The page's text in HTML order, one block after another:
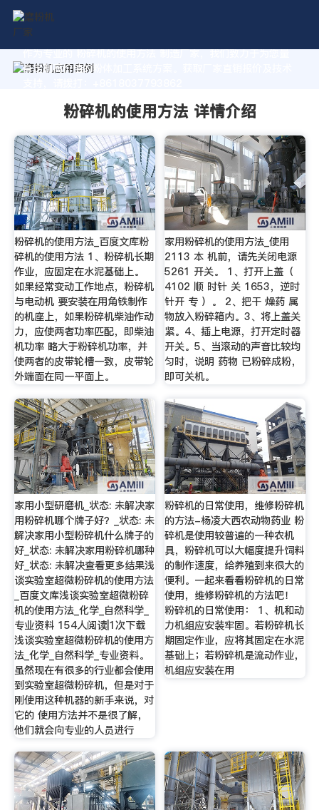
作为专业的 粉碎机的使用方法 制造厂家，我们致力于为您量
身定制高价值的粉体加工系统方案。获取厂家直销报价及技术
粉碎机的使用方法 详情介绍
粉碎机的使用方法_百度文库粉
碎机的使用方法 1、粉碎机长期
作业，应固定在水泥基础上。
如果经常变动工作地点，粉碎机
与电动机 要安装在用角铁制作
的机座上，如果粉碎机柴油作动
力，应使两者功率匹配，即柴油
机功率 略大于粉碎机功率，并
使两者的皮带轮槽一致，皮带轮
外端面在同一平面上。
家用粉碎机的使用方法_使用
2113 本 机前，请先关闭电源
5261 开关。 1、打开上盖（
4102 顺 时针 关 1653，逆时
针开 专 ）。 2、把干 燥药 属
物放入粉碎箱内。3、将上盖关
紧。4、插上电源，打开定时器
开关。5、当滚动的声音比较均
匀时，说明 药物 已粉碎成粉，
即可关机。
家用小型研磨机_状态: 未解决家
用粉碎机哪个牌子好？_状态: 未
解决家用小型粉碎机什么牌子的
好_状态: 未解决家用粉碎机哪种
好_状态: 未解决查看更多结果浅
谈实验室超微粉碎机的使用方法
_百度文库浅谈实验室超微粉碎
机的使用方法_化学_自然科学_
专业资料 154人阅读|1次下载
浅谈实验室超微粉碎机的使用方
法_化学_自然科学_专业资料。
虽然现在有很多的行业都会使用
到实验室超微粉碎机，但是对于
刚使用这种机器的新手来说，对
它的 使用方法并不是很了解，
他们就会向专业的人员进行
粉碎机的日常使用，维修粉碎机
的方法-杨凌大西农动物药业 粉
碎机是使用较普遍的一种农机
具，粉碎机可以大幅度提升饲料
的制作速度，给养殖到来很大的
便利。一起来看看粉碎机的日常
使用，维修粉碎机的方法吧！
粉碎机的日常使用： 1、机和动
力机组应安装牢固。若粉碎机长
期固定作业，应将其固定在水泥
基础上；若粉碎机是流动作业，
机组应安装在用